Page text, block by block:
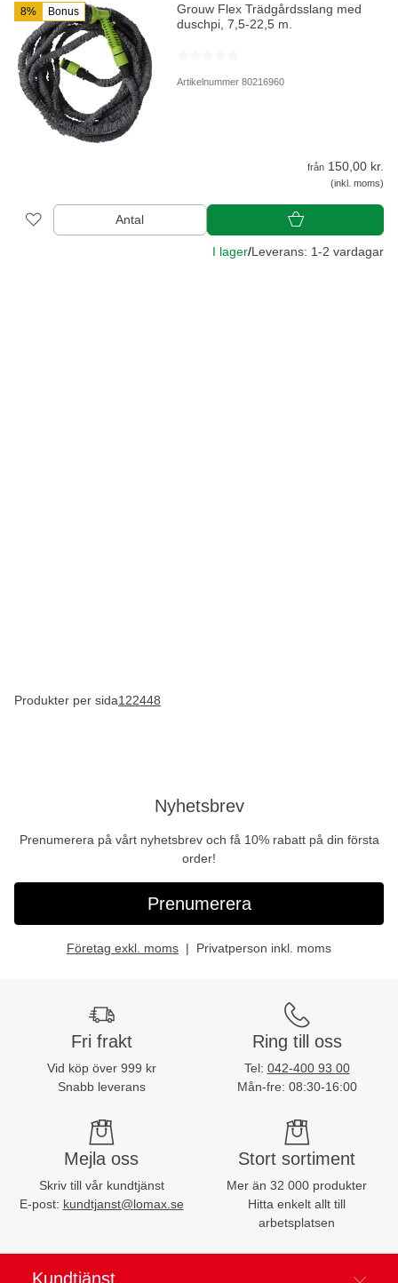
8% Bonus
Grouw Flex Trädgårdsslang med
duschpi, 7,5-22,5 m.
Artikelnummer 80216960
från 150,00 kr.
(inkl. moms)
Antal
I lager/Leverans: 1-2 vardagar
Produkter per sida122448
Nyhetsbrev
Prenumerera på vårt nyhetsbrev och få 10% rabatt på din första
order!
Prenumerera
Företag exkl. moms Privatperson inkl. moms
Fri frakt
Vid köp över 999 kr
Snabb leverans
Ring till oss
Tel: 042-400 93 00
Mån-fre: 08:30-16:00
Mejla oss
Skriv till vår kundtjänst
E-post: kundtjanst@lomax.se
Stort sortiment
Mer än 32 000 produkter
Hitta enkelt allt till
arbetsplatsen
Kundtjänst